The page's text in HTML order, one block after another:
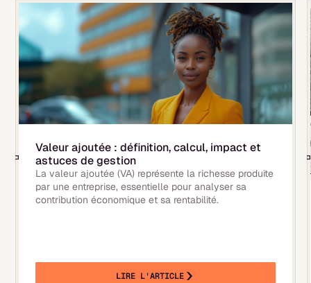
Valeur ajoutée : définition, calcul, impact et
astuces de gestion
La valeur ajoutée (VA) représente la richesse produite
par une entreprise, essentielle pour analyser sa
contribution économique et sa rentabilité.
LIRE L'ARTICLE